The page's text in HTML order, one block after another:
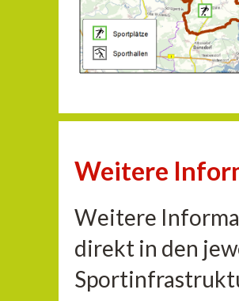
Weitere
Weitere
direkt in den